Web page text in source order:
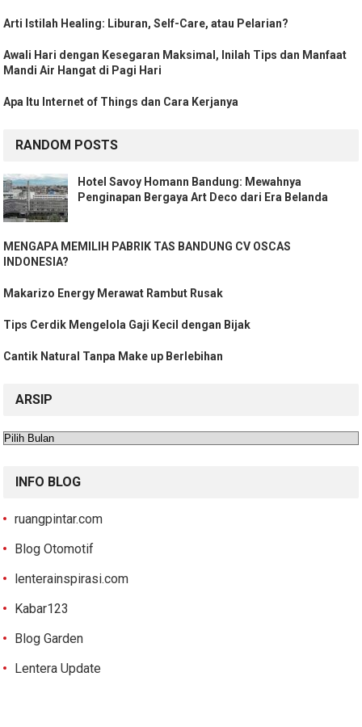
Arti Istilah Healing: Liburan, Self-Care, atau Pelarian?
Awali Hari dengan Kesegaran Maksimal, Inilah Tips dan Manfaat
Mandi Air Hangat di Pagi Hari
Apa Itu Internet of Things dan Cara Kerjanya
RANDOM POSTS
Hotel Savoy Homann Bandung: Mewahnya
Penginapan Bergaya Art Deco dari Era Belanda
MENGAPA MEMILIH PABRIK TAS BANDUNG CV OSCAS
INDONESIA?
Makarizo Energy Merawat Rambut Rusak
Tips Cerdik Mengelola Gaji Kecil dengan Bijak
Cantik Natural Tanpa Make up Berlebihan
ARSIP
Arsip
INFO BLOG
ruangpintar.com
Blog Otomotif
lenterainspirasi.com
Kabar123
Blog Garden
Lentera Update